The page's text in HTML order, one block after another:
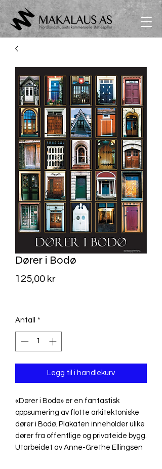
Dører i Bodø
125,00 krPris
Antall *
Legg til i handlekurv
«Dører i Bodø» er en fantastisk
oppsumering av flotte arkitektoniske
dører i Bodø. Plakaten inneholder ulike
dører fra offentlige og privateide bygg.
Utarbeidet av Anne-Grethe Ellingsen